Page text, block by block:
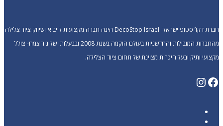
חברת דקו’ סטופ ישראל- DecoStop Israel הינה חברה מקצועית לייבוא ושיווק ציוד צלילה
מהחברות המובילות והחדשניות בעולם הוקמה בשנת 2008 ובבעלותו של ניר צמח- צולל
מקצועי ותיק ובעל היכרות מצוינת של תחום ציוד הצלילה.
Facebook
Instagram